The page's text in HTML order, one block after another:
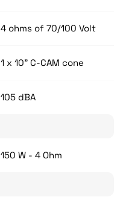
4 ohms of 70/100 Volt
1 x 10" C-CAM cone
105 dBA
150 W - 4 Ohm